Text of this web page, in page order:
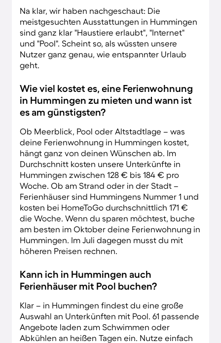
Na klar, wir haben nachgeschaut: Die
meistgesuchten Ausstattungen in Hummingen
sind ganz klar "Haustiere erlaubt", "Internet"
und "Pool". Scheint so, als wüssten unsere
Nutzer ganz genau, wie entspannter Urlaub
geht.
Wie viel kostet es, eine Ferienwohnung
in Hummingen zu mieten und wann ist
es am günstigsten?
Ob Meerblick, Pool oder Altstadtlage – was
deine Ferienwohnung in Hummingen kostet,
hängt ganz von deinen Wünschen ab. Im
Durchschnitt kosten unsere Unterkünfte in
Hummingen zwischen 128 € bis 184 € pro
Woche. Ob am Strand oder in der Stadt –
Ferienhäuser sind Hummingens Nummer 1 und
kosten bei HomeToGo durchschnittlich 171 €
die Woche. Wenn du sparen möchtest, buche
am besten im Oktober deine Ferienwohnung in
Hummingen. Im Juli dagegen musst du mit
höheren Preisen rechnen.
Kann ich in Hummingen auch
Ferienhäuser mit Pool buchen?
Klar – in Hummingen findest du eine große
Auswahl an Unterkünften mit Pool. 61 passende
Angebote laden zum Schwimmen oder
Abkühlen an heißen Tagen ein. Nutze einfach